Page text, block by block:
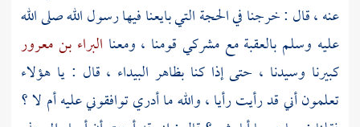
عنه ، قال : خرجنا في الحجة التي بايعنا فيها رسول الله صلى الله
عليه وسلم بالعقبة مع مشركي قومنا ، ومعنا البراء بن معرور
كبيرنا وسيدنا ، حتى إذا كنا بظاهر البيداء ، قال : يا هؤلاء
تعلمون أني قد رأيت رأيا ، والله ما أدري توافقوني عليه أم لا ؟